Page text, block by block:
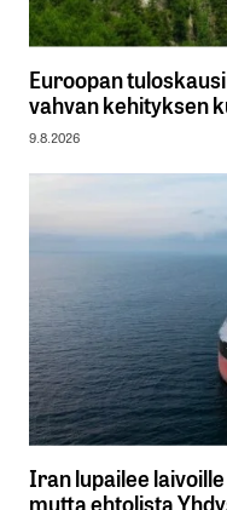
Euroopan
vahvan kehityksen
9.8.2026
Iran lupailee
mutta ehtolista